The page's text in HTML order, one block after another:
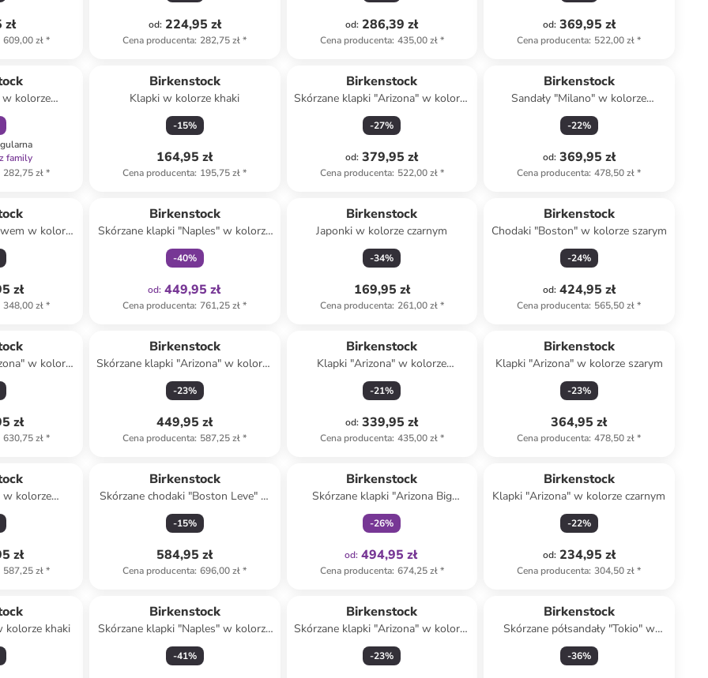
609,00 zł*
od: 224,95 zł
Cena producenta: 282,75 zł*
od: 286,39 zł
Cena producenta: 435,00 zł*
od: 369,95 zł
Cena producenta: 522,00 zł*
kolorze
family
282,75 zł*
Birkenstock
Klapki w kolorze khaki
-15%
164,95 zł
Cena producenta: 195,75 zł*
Birkenstock
Skórzane klapki "Arizona" w kolorze
brązowym
-27%
od: 379,95 zł
Cena producenta: 522,00 zł*
Birkenstock
Sandały "Milano" w kolorze
czarnym
-22%
od: 369,95 zł
Cena producenta: 478,50 zł*
w kolorze
zł
348,00 zł*
Birkenstock
Skórzane klapki "Naples" w kolorze
brązowym
-40%
od: 449,95 zł
Cena producenta: 761,25 zł*
Birkenstock
Japonki w kolorze czarnym
-34%
169,95 zł
Cena producenta: 261,00 zł*
Birkenstock
Chodaki "Boston" w kolorze szarym
-24%
od: 424,95 zł
Cena producenta: 565,50 zł*
w kolorze
zł
630,75 zł*
Birkenstock
Skórzane klapki "Arizona" w kolorze
błękitnym
-23%
449,95 zł
Cena producenta: 587,25 zł*
Birkenstock
Klapki "Arizona" w kolorze
szarobrązowym
-21%
od: 339,95 zł
Cena producenta: 435,00 zł*
Birkenstock
Klapki "Arizona" w kolorze szarym
-23%
364,95 zł
Cena producenta: 478,50 zł*
w kolorze
zł
587,25 zł*
Birkenstock
Skórzane chodaki "Boston Leve" w
kolorze beżowym
-15%
584,95 zł
Cena producenta: 696,00 zł*
Birkenstock
Skórzane klapki "Arizona Big
Buckle" w kolorze beżowym
-26%
od: 494,95 zł
Cena producenta: 674,25 zł*
Birkenstock
Klapki "Arizona" w kolorze czarnym
-22%
od: 234,95 zł
Cena producenta: 304,50 zł*
kolorze khaki
Birkenstock
Skórzane klapki "Naples" w kolorze
szarobrązowym
-41%
Birkenstock
Skórzane klapki "Arizona" w kolorze
jasnoróżowym
-23%
Birkenstock
Skórzane półsandały "Tokio" w
kolorze granatowym
-36%